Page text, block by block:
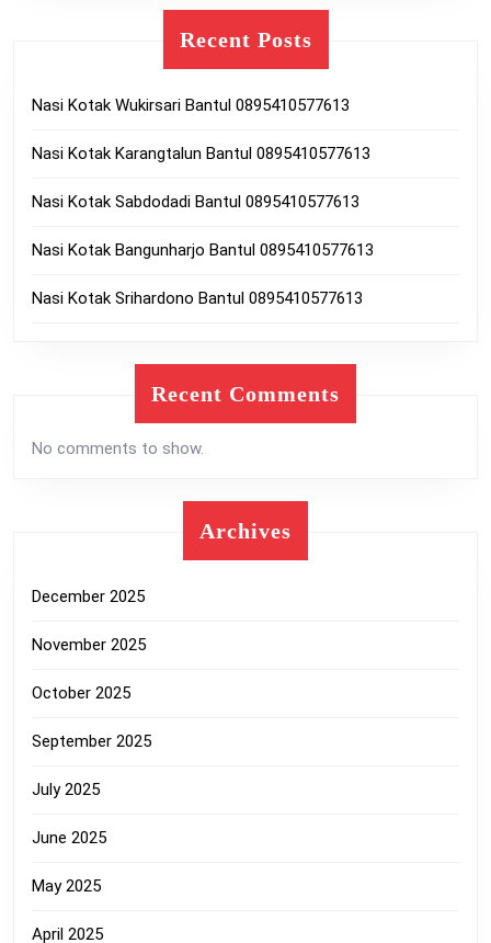
Recent Posts
Nasi Kotak Wukirsari Bantul 0895410577613
Nasi Kotak Karangtalun Bantul 0895410577613
Nasi Kotak Sabdodadi Bantul 0895410577613
Nasi Kotak Bangunharjo Bantul 0895410577613
Nasi Kotak Srihardono Bantul 0895410577613
Recent Comments
No comments to show.
Archives
December 2025
November 2025
October 2025
September 2025
July 2025
June 2025
May 2025
April 2025